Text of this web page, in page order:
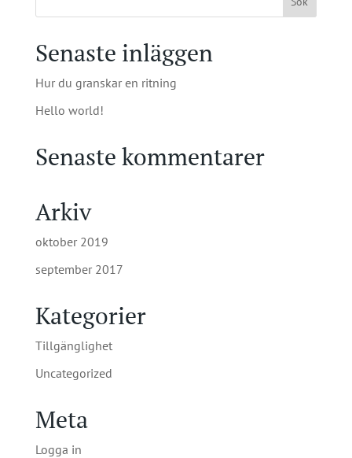
Senaste inläggen
Hur du granskar en ritning
Hello world!
Senaste kommentarer
Arkiv
oktober 2019
september 2017
Kategorier
Tillgänglighet
Uncategorized
Meta
Logga in